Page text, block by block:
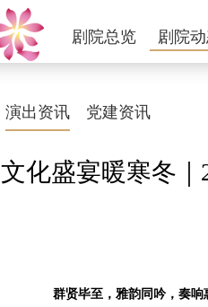
剧院总览 剧院
演出资讯 党建资讯
文化盛宴暖寒冬｜
群贤毕至，雅韵同吟，奏响